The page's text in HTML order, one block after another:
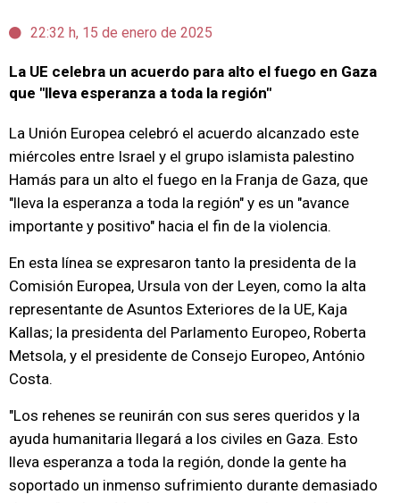
22:32 h, 15 de enero de 2025
La UE celebra un acuerdo para alto el fuego en Gaza
que "lleva esperanza a toda la región"
La Unión Europea celebró el acuerdo alcanzado este
miércoles entre Israel y el grupo islamista palestino
Hamás para un alto el fuego en la Franja de Gaza, que
"lleva la esperanza a toda la región" y es un "avance
importante y positivo" hacia el fin de la violencia.
En esta línea se expresaron tanto la presidenta de la
Comisión Europea, Ursula von der Leyen, como la alta
representante de Asuntos Exteriores de la UE, Kaja
Kallas; la presidenta del Parlamento Europeo, Roberta
Metsola, y el presidente de Consejo Europeo, António
Costa.
"Los rehenes se reunirán con sus seres queridos y la
ayuda humanitaria llegará a los civiles en Gaza. Esto
lleva esperanza a toda la región, donde la gente ha
soportado un inmenso sufrimiento durante demasiado